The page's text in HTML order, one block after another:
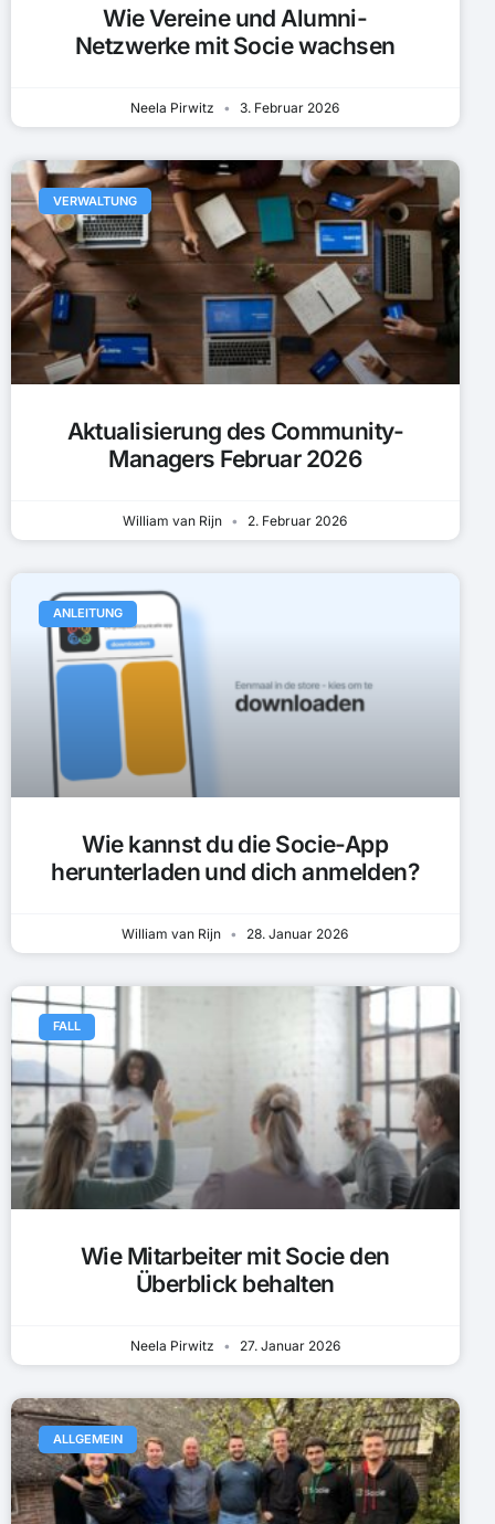
Wie Vereine und Alumni-
Netzwerke mit Socie wachsen
Neela Pirwitz 3. Februar 2026
VERWALTUNG
Aktualisierung des Community-
Managers Februar 2026
William van Rijn 2. Februar 2026
ANLEITUNG
Wie kannst du die Socie-App
herunterladen und dich anmelden?
William van Rijn 28. Januar 2026
FALL
Wie Mitarbeiter mit Socie den
Überblick behalten
Neela Pirwitz 27. Januar 2026
ALLGEMEIN